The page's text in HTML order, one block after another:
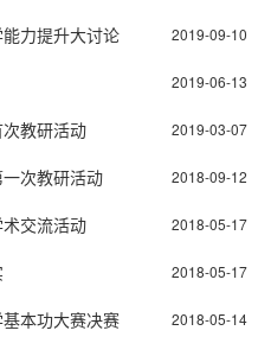
力提升大讨论 2019-09-10
2019-06-13
教研活动 2019-03-07
次教研活动 2018-09-12
交流活动 2018-05-17
2018-05-17
本功大赛决赛 2018-05-14